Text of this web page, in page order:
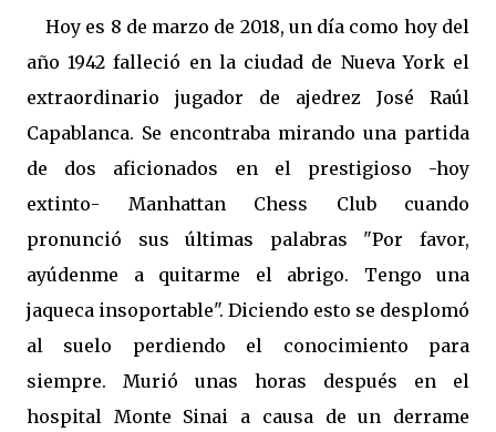
Hoy es 8 de marzo de 2018, un día como hoy del
año 1942 falleció en la ciudad de Nueva York el
extraordinario jugador de ajedrez José Raúl
Capablanca. Se encontraba mirando una partida
de dos aficionados en el prestigioso -hoy
extinto- Manhattan Chess Club cuando
pronunció sus últimas palabras "Por favor,
ayúdenme a quitarme el abrigo. Tengo una
jaqueca insoportable". Diciendo esto se desplomó
al suelo perdiendo el conocimiento para
siempre. Murió unas horas después en el
hospital Monte Sinai a causa de un derrame